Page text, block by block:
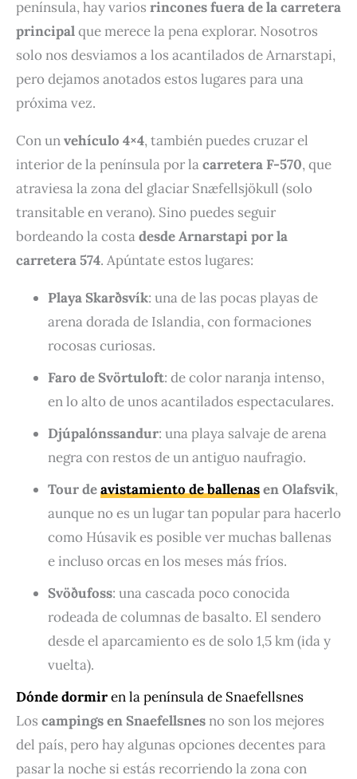
península, hay varios rincones fuera de la carretera
principalque merece la pena explorar. Nosotros
solo nos desviamos a los acantilados de Arnarstapi,
pero dejamos anotados estos lugares para una
próxima vez.
Con unvehículo 4×4, también puedes cruzar el
interior de la península por lacarretera F-570, que
atraviesa la zona del glaciar Snæfellsjökull (solo
transitable en verano). Sino puedes seguir
bordeando la costadesde Arnarstapi por la
carretera 574. Apúntate estos lugares:
Playa Skarðsvík: una de las pocas playas de
arena dorada de Islandia, con formaciones
rocosas curiosas.
Faro de Svörtuloft: de color naranja intenso,
en lo alto de unos acantilados espectaculares.
Djúpalónssandur: una playa salvaje de arena
negra con restos de un antiguo naufragio.
Tour deavistamiento de ballenasen Olafsvik,
aunque no es un lugar tan popular para hacerlo
como Húsavik es posible ver muchas ballenas
e incluso orcas en los meses más fríos.
Svöðufoss: una cascada poco conocida
rodeada de columnas de basalto. El sendero
desde el aparcamiento es de solo 1,5 km (ida y
vuelta).
Dónde dormiren la península de Snaefellsnes
Los campings en Snaefellsnes no son los mejores
del país, pero hay algunas opciones decentes para
pasar la noche si estás recorriendo la zona con